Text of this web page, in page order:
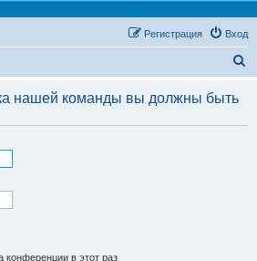
Вход
Регистрация
с
нашей команды вы должны быть
в этот раз